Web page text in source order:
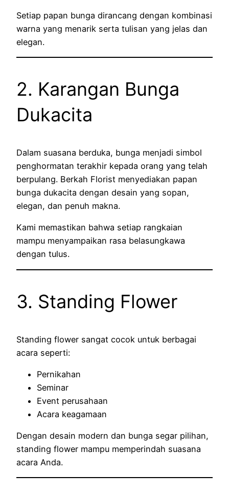
Setiap papan bunga dirancang dengan kombinasi
warna yang menarik serta tulisan yang jelas dan
elegan.
2. Karangan Bunga
Dukacita
Dalam suasana berduka, bunga menjadi simbol
penghormatan terakhir kepada orang yang telah
berpulang. Berkah Florist menyediakan papan
bunga dukacita dengan desain yang sopan,
elegan, dan penuh makna.
Kami memastikan bahwa setiap rangkaian
mampu menyampaikan rasa belasungkawa
dengan tulus.
3. Standing Flower
Standing flower sangat cocok untuk berbagai
acara seperti:
Pernikahan
Seminar
Event perusahaan
Acara keagamaan
Dengan desain modern dan bunga segar pilihan,
standing flower mampu memperindah suasana
acara Anda.